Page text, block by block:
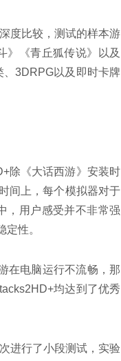
度比较，测试的样本游
》《青丘狐传说》以及
、3DRPG以及即时卡牌
除《大话西游》安装时
间上，每个模拟器对于
，用户感受并不非常强
性。
在电脑运行不流畅，那
均达到了优秀
进行了小段测试，实验